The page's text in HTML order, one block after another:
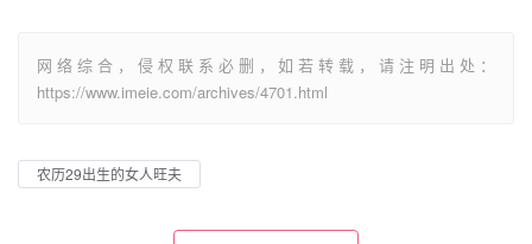
网络综合，侵权联系必删，如若转载，请注明出处：
https://www.imeie.com/archives/4701.html
农历29出生的女人旺夫